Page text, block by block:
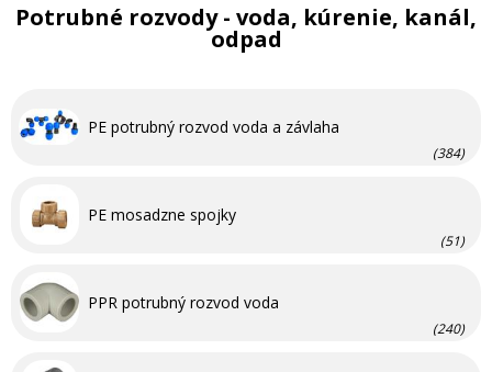
Potrubné rozvody - voda, kúrenie, kanál,
odpad
PE potrubný rozvod voda a závlaha
(384)
PE mosadzne spojky
(51)
PPR potrubný rozvod voda
(240)